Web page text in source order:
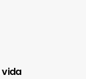
vida